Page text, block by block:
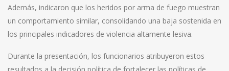
Además, indicaron que los heridos por arma de fuego muestran
un comportamiento similar, consolidando una baja sostenida en
los principales indicadores de violencia altamente lesiva.
Durante la presentación, los funcionarios atribuyeron estos